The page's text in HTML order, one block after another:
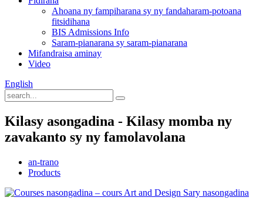
Ahoana ny fampiharana sy ny fandaharam-potoana
fitsidihana
BIS Admissions Info
Saram-pianarana sy saram-pianarana
Mifandraisa aminay
Video
English
Kilasy asongadina - Kilasy momba ny
zavakanto sy ny famolavolana
an-trano
Products